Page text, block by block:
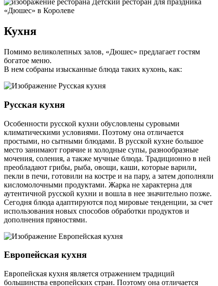
Кухня
Помимо великолепных залов, «Дюшес» предлагает гостям
богатое меню.
В нем собраны изысканные блюда таких кухонь, как:
Русская кухня
Особенности русской кухни обусловлены суровыми
климатическими условиями. Поэтому она отличается
простыми, но сытными блюдами. В русской кухне большое
место занимают горячие и холодные супы, разнообразные
мочения, соления, а также мучные блюда. Традиционно в ней
преобладают грибы, рыба, овощи, каши, которые варили,
пекли в печи, готовили на костре и на пару, а затем дополняли
кисломолочными продуктами. Жарка не характерна для
аутентичной русской кухни и вошла в нее значительно позже.
Сегодня блюда адаптируются под мировые тенденции, за счет
использования новых способов обработки продуктов и
дополнения пряностями.
Европейская кухня
Европейская кухня является отражением традиций
большинства европейских стран. Поэтому она отличается